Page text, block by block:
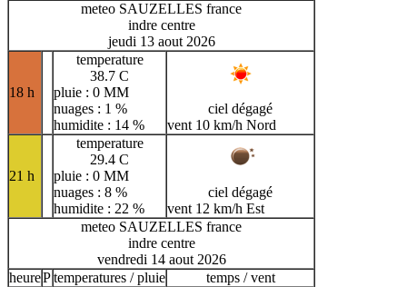
meteo SAUZELLES france
indre centre
jeudi 13 aout 2026
18 h
temperature
38.7 C
pluie : 0 MM
nuages : 1 %
humidite : 14 %
ciel dégagé
vent 10 km/h Nord
21 h
temperature
29.4 C
pluie : 0 MM
nuages : 8 %
humidite : 22 %
ciel dégagé
vent 12 km/h Est
meteo SAUZELLES france
indre centre
vendredi 14 aout 2026
heurePtemperatures / pluie temps / vent